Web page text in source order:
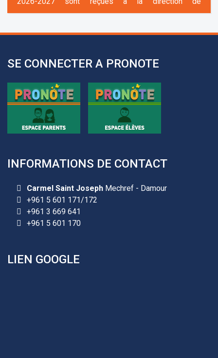
l'établissement selon des rendez-vous fixés à
+961 25 601 171
+961 3 669 641
2026-2027 sont reçues à la direction de
l'établissement selon des rendez-vous fixés à
l’avance.
+961 25 601 171
SE CONNECTER A PRONOTE
INFORMATIONS DE CONTACT
Carmel Saint Joseph Mechref - Damour
+961 5 601 171/172
+961 3 669 641
+961 5 601 170
LIEN GOOGLE